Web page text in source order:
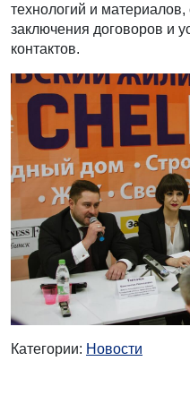
технологий и
заключения договоров и
контактов.
Категории: Новости